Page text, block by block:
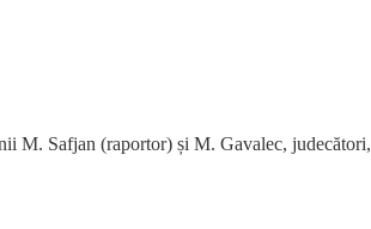
M. Safjan (raportor) și M. Gavalec, judecători,